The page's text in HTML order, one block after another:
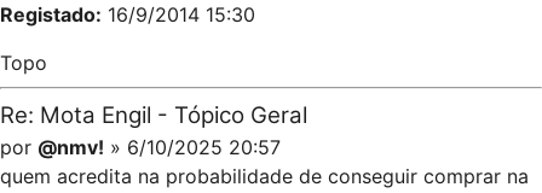
Registado: 16/9/2014 15:30
Topo
Re: Mota Engil - Tópico Geral
por @nmv! » 6/10/2025 20:57
quem acredita na probabilidade de conseguir comprar na